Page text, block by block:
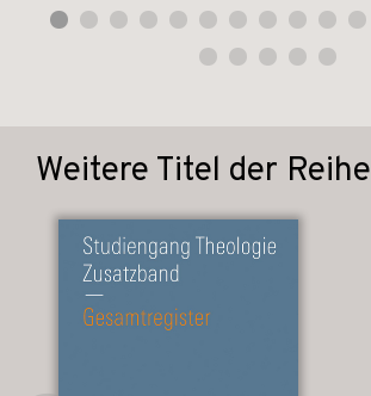
Weitere Titel der Reihe